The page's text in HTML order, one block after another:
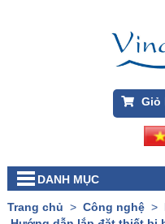
Giỏ
DANH MỤC
Trang chủ > Công nghệ>